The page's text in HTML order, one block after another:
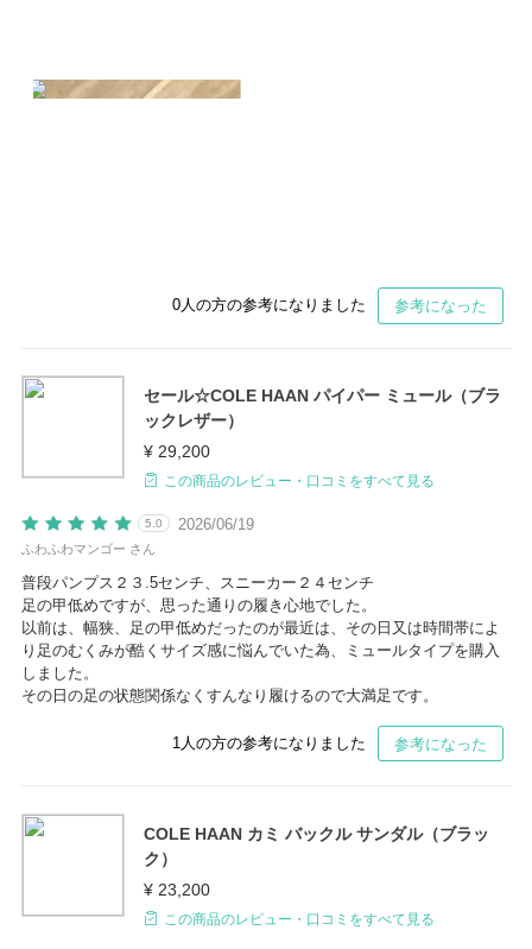
0人の方の参考になりました 参考になった
セール☆COLE HAAN パイパー ミュール（ブラ
ックレザー）
¥ 29,200
この商品のレビュー・口コミをすべて見る
2026/06/19
5.0
ふわふわマンゴー さん
普段パンプス２３.5センチ、スニーカー２４センチ
足の甲低めですが、思った通りの履き心地でした。
以前は、幅狭、足の甲低めだったのが最近は、その日又は時間帯によ
り足のむくみが酷くサイズ感に悩んでいた為、ミュールタイプを購入
しました。
その日の足の状態関係なくすんなり履けるので大満足です。
1人の方の参考になりました 参考になった
COLE HAAN カミ バックル サンダル（ブラッ
ク）
¥ 23,200
この商品のレビュー・口コミをすべて見る